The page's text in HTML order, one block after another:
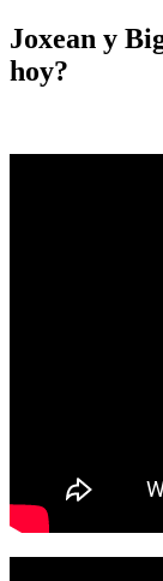
Joxean y
hoy?